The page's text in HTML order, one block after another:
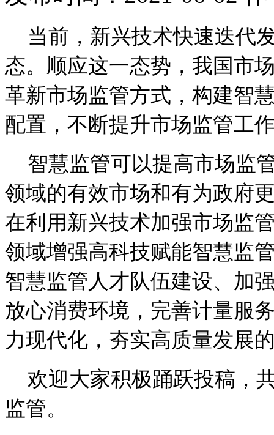
当前，新兴技术快速迭代
态。顺应这一态势，我国市
革新市场监管方式，构建智
配置，不断提升市场监管工
智慧监管可以提高市场监
领域的有效市场和有为政府
在利用新兴技术加强市场监
领域增强高科技赋能智慧监
智慧监管人才队伍建设、加
放心消费环境，完善计量服
力现代化，夯实高质量发展
欢迎大家积极踊跃投稿，
监管。